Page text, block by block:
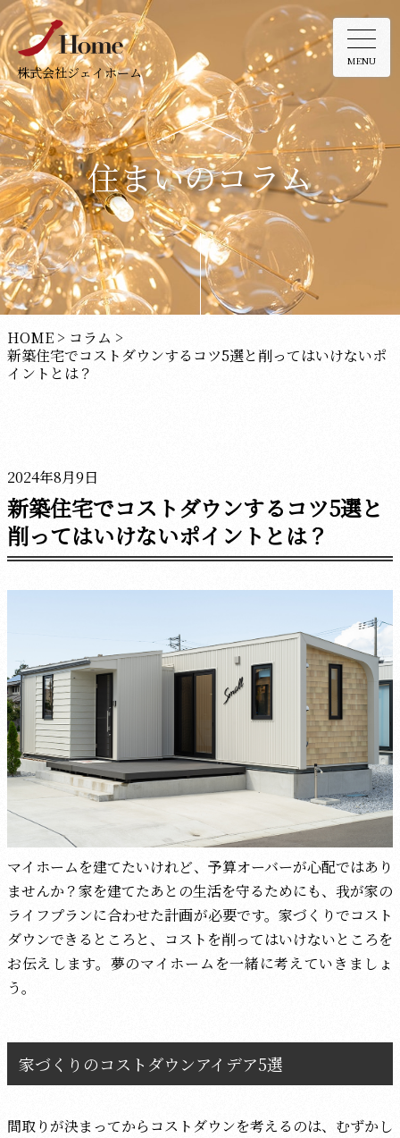
住まいのコラム
株式会社ジェイホーム
MENU
HOME > コラム >
新築住宅でコストダウンするコツ5選と削ってはいけないポ
イントとは？
2024年8月9日
新築住宅でコストダウンするコツ5選と
削ってはいけないポイントとは？
マイホームを建てたいけれど、予算オーバーが心配ではあり
ませんか？家を建てたあとの生活を守るためにも、我が家の
ライフプランに合わせた計画が必要です。家づくりでコスト
ダウンできるところと、コストを削ってはいけないところを
お伝えします。夢のマイホームを一緒に考えていきましょ
う。
家づくりのコストダウンアイデア5選
間取りが決まってからコストダウンを考えるのは、むずかし